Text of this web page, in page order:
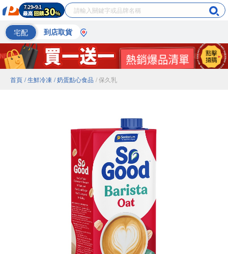
宅配 到店取貨
首頁 / 生鮮冷凍 / 奶蛋點心食品 / 保久乳